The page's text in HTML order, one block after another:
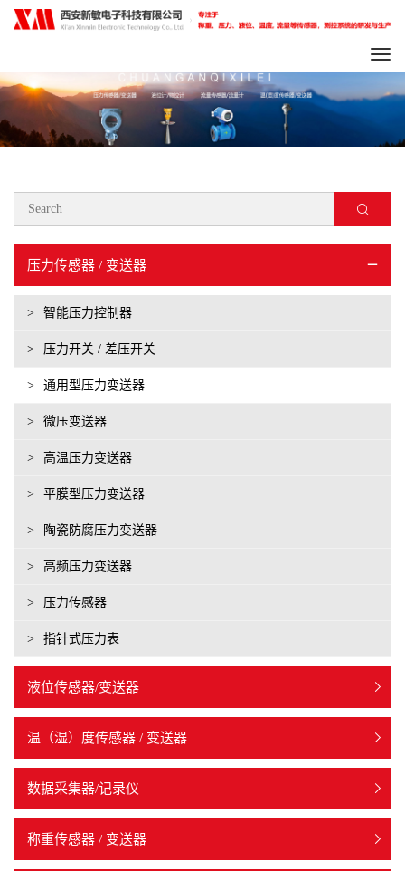
压力传感器 / 变送器
> 智能压力控制器
> 压力开关 / 差压开关
> 通用型压力变送器
> 微压变送器
> 高温压力变送器
> 平膜型压力变送器
> 陶瓷防腐压力变送器
> 高频压力变送器
> 压力传感器
> 指针式压力表
液位传感器/变送器
温（湿）度传感器 / 变送器
数据采集器/记录仪
称重传感器 / 变送器